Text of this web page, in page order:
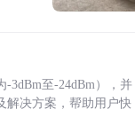
3dBm至-24dBm），并
解决方案，帮助用户快